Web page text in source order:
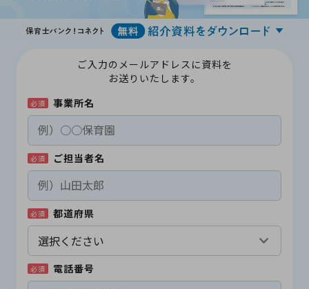
ご入力のメールアドレスに資料を
お送りいたします。
必須 事業所名
必須 ご担当者名
必須 都道府県
必須 電話番号